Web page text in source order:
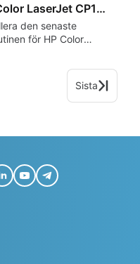
HP Color LaserJet CP1215 Printer drivers
den senaste
för HP Color
Sista